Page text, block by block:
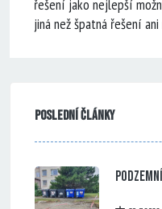
řešení jako nejlepší
jiná než špatná řešení
Poslední články